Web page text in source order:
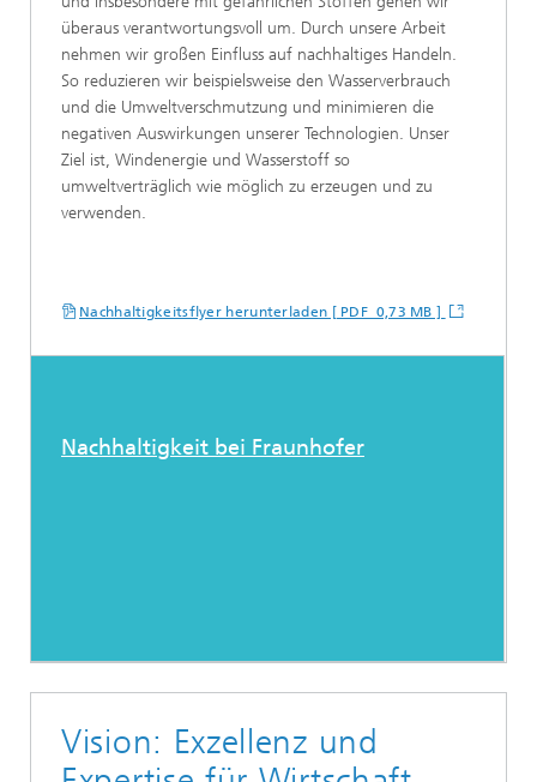
überaus verantwortungsvoll um. Durch unsere Arbeit
nehmen wir großen Einfluss auf nachhaltiges Handeln.
So reduzieren wir beispielsweise den Wasserverbrauch
und die Umweltverschmutzung und minimieren die
negativen Auswirkungen unserer Technologien. Unser
Ziel ist, Windenergie und Wasserstoff so
umweltverträglich wie möglich zu erzeugen und zu
verwenden.
Nachhaltigkeitsflyer herunterladen [ PDF 0,73 MB ]
Nachhaltigkeit bei Fraunhofer
Vision: Exzellenz und